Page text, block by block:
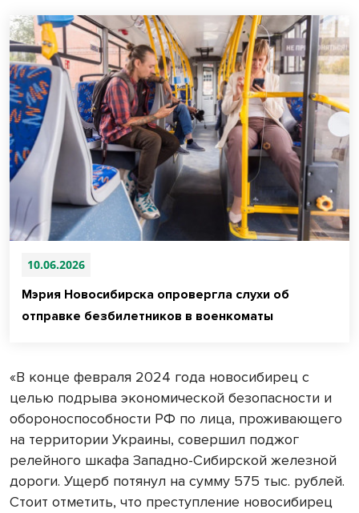
10.06.2026
Мэрия Новосибирска опровергла слухи об
отправке безбилетников в военкоматы
«В конце февраля 2024 года новосибирец с
целью подрыва экономической безопасности и
обороноспособности РФ по лица, проживающего
на территории Украины, совершил поджог
релейного шкафа Западно-Сибирской железной
дороги. Ущерб потянул на сумму 575 тыс. рублей.
Стоит отметить, что преступление новосибирец